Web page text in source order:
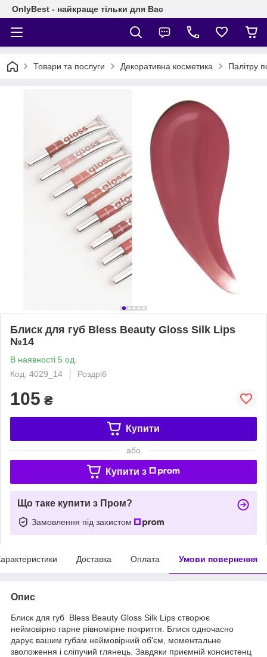
OnlyBest - найкраще тільки для Вас
Товари та послуги Декоративна косметика Палітру
Блиск для губ Bless Beauty Gloss Silk Lips
№14
В наявності 5 од.
Код: 4029_14
Роздріб
105 ₴
Купити
або
Купити з
Що таке купити з Пром?
Замовлення під захистом
Доставка Оплата Умови повернення
Опис
Блиск для губ Bless Beauty Gloss Silk Lips створює
неймовірно гарне рівномірне покриття. Блиск одночасно
дарує вашим губам неймовірний об'єм, моментальне
зволоження і сліпучий глянець. Завдяки приємній консистенц